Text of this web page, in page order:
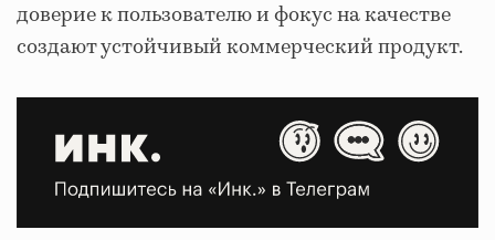
доверие к пользователю и фокус на качестве
создают устойчивый коммерческий продукт.